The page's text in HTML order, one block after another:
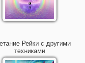
Рейки с другими
техниками